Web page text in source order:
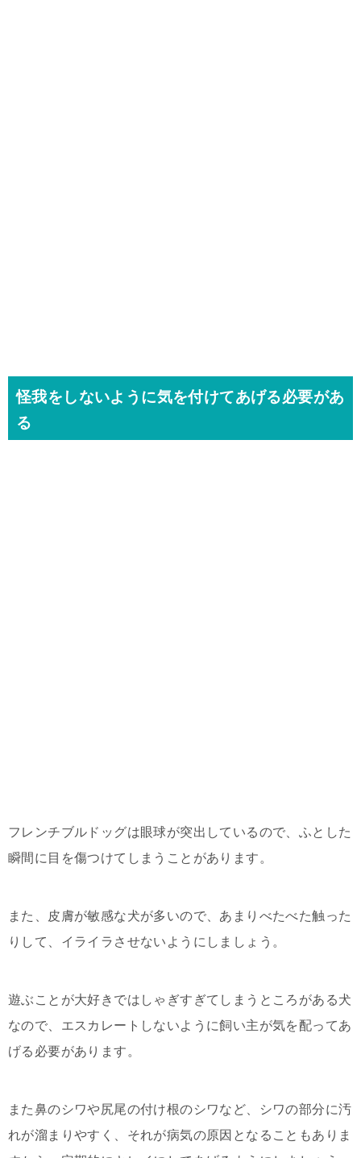
怪我をしないように気を付けてあげる必要があ
る
フレンチブルドッグは眼球が突出しているので、ふとした
瞬間に目を傷つけてしまうことがあります。
また、皮膚が敏感な犬が多いので、あまりべたべた触った
りして、イライラさせないようにしましょう。
遊ぶことが大好きではしゃぎすぎてしまうところがある犬
なので、エスカレートしないように飼い主が気を配ってあ
げる必要があります。
また鼻のシワや尻尾の付け根のシワなど、シワの部分に汚
れが溜まりやすく、それが病気の原因となることもありま